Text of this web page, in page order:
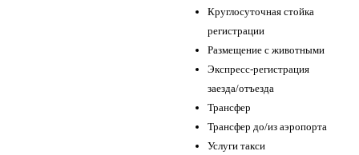
Круглосуточная стойка
регистрации
Размещение с животными
Экспресс-регистрация
заезда/отъезда
Трансфер
Трансфер до/из аэропорта
Услуги такси